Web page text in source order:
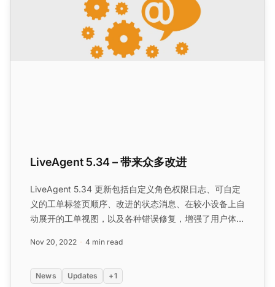
LiveAgent 5.34 – 带来众多改进
LiveAgent 5.34 更新包括自定义角色权限日志、可自定
义的工单标签页顺序、改进的状态消息、在较小设备上自
动展开的工单视图，以及各种错误修复，增强了用户体验
Nov 20, 2022 4 min read
News Updates +1